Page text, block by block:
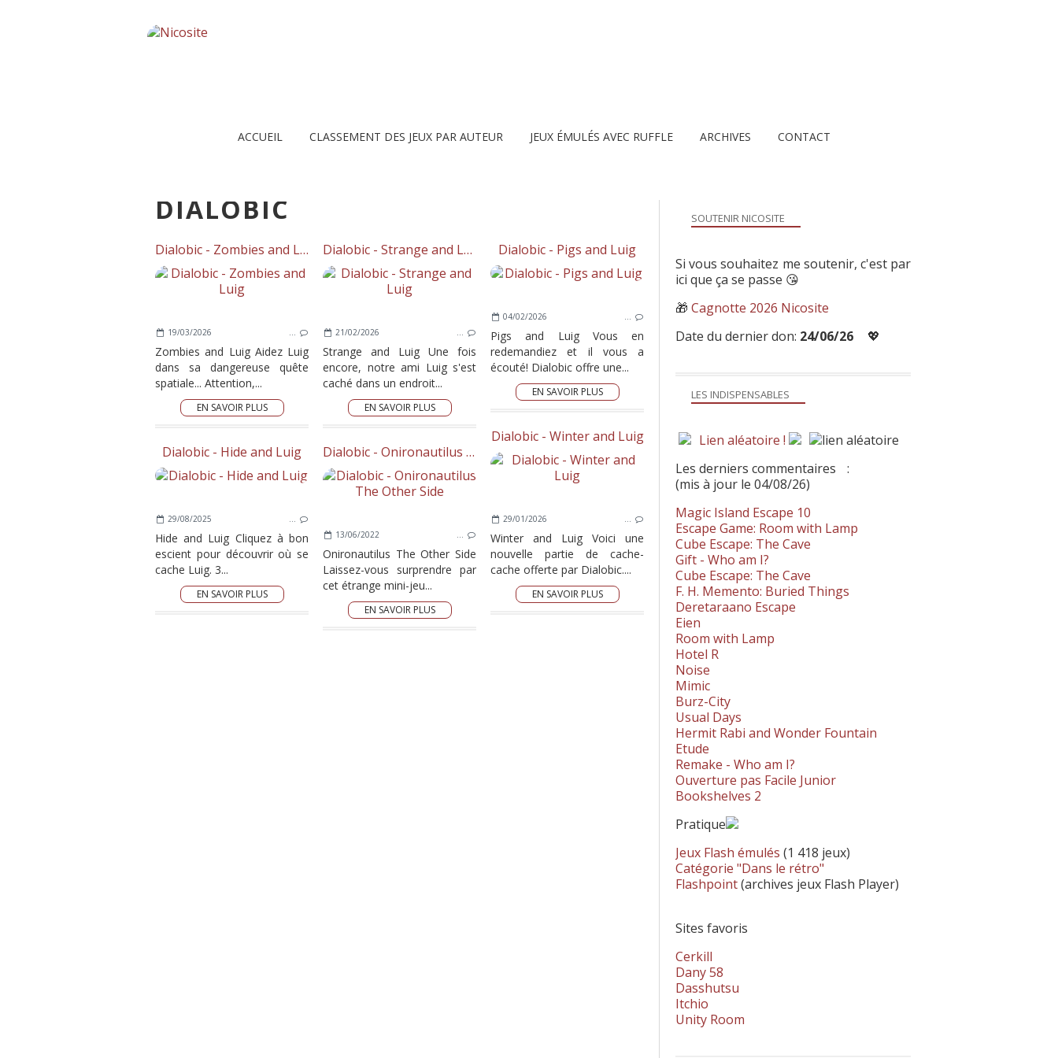
ACCUEIL CLASSEMENT DES JEUX PAR AUTEUR JEUX ÉMULÉS AVEC RUFFLE ARCHIVES CONTACT
DIALOBIC
Dialobic - Zombies and Luig
19/03/2026 …
Zombies and Luig Aidez Luig
dans sa dangereuse quête
spatiale... Attention,...
EN SAVOIR PLUS
Dialobic - Strange and Luig
21/02/2026 …
Strange and Luig Une fois
encore, notre ami Luig s'est
caché dans un endroit...
EN SAVOIR PLUS
Dialobic - Pigs and Luig
04/02/2026 …
Pigs and Luig Vous en
redemandiez et il vous a
écouté! Dialobic offre une...
EN SAVOIR PLUS
Dialobic - Winter and Luig
29/01/2026 …
Winter and Luig Voici une
nouvelle partie de cache-
cache offerte par Dialobic....
EN SAVOIR PLUS
Dialobic - Hide and Luig
29/08/2025 …
Hide and Luig Cliquez à bon
escient pour découvrir où se
cache Luig. 3...
EN SAVOIR PLUS
Dialobic - Onironautilus The Other Side
13/06/2022 …
Onironautilus The Other Side
Laissez-vous surprendre par
cet étrange mini-jeu...
EN SAVOIR PLUS
LES INDISPENSABLES
Lien aléatoire !
Les derniers commentaires
:
(mis à jour le 04/08/26)
Magic Island Escape 10
Escape Game: Room with Lamp
Cube Escape: The Cave
Gift - Who am I?
Cube Escape: The Cave
F. H. Memento: Buried Things
Deretaraano Escape
Eien
Room with Lamp
Hotel R
Noise
Mimic
Burz-City
Usual Days
Hermit Rabi and Wonder Fountain
Etude
Remake - Who am I?
Ouverture pas Facile Junior
Bookshelves 2
Pratique
Jeux Flash émulés (1 418 jeux)
Catégorie "Dans le rétro"
Flashpoint(archives jeux Flash Player)
Sites favoris
Cerkill
Dany 58
Dasshutsu
Itchio
Unity Room
SOUTENIR NICOSITE
Si vous souhaitez me soutenir, c'est par
ici que ça se passe 😘
🎁 Cagnotte 2026 Nicosite
Date du dernier don: 24/06/26 💖